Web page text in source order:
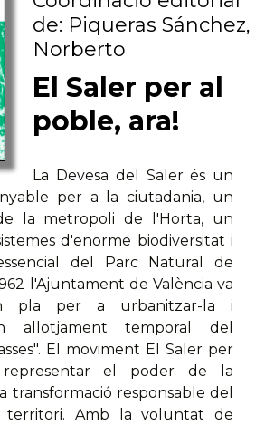
de: Piqueras Sánchez,
Norberto
El Saler per al
poble, ara!
La Devesa del Saler és un
per a la ciutadania, un
la metropoli de l'Horta, un
d'enorme biodiversitat i
del Parc Natural de
l'Ajuntament de València va
pla per a urbanitzar-la i
allotjament temporal del
El moviment El Saler per
el poder de la
transformació responsable del
territori. Amb la voluntat de